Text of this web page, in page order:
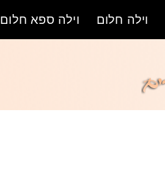
וילה חלום וילה ספא חלום